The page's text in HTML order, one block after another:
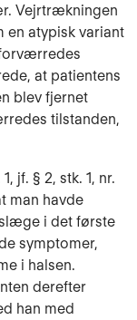
Vejrtrækningen
en atypisk variant
at patientens
blev fjernet
tilstanden,
jf. § 2, stk. 1, nr.
man havde
i det første
symptomer,
i halsen.
derefter
han med